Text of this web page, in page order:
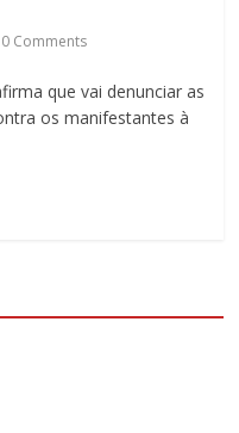
0 Comments
que vai denunciar as
os manifestantes à